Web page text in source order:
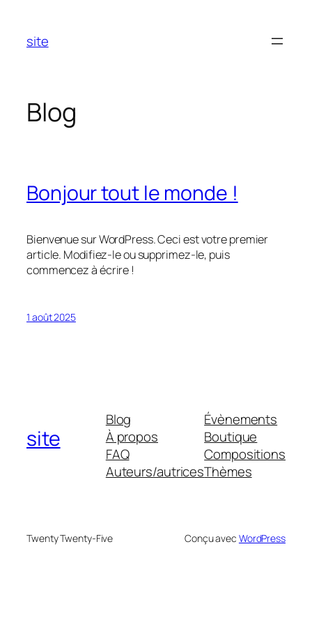
contenu
site
Blog
Bonjour tout le monde !
Bienvenue sur WordPress. Ceci est votre premier
article. Modifiez-le ou supprimez-le, puis
commencez à écrire !
1 août 2025
site
Blog
À propos
FAQ
Auteurs/autrices
Évènements
Boutique
Compositions
Thèmes
Twenty Twenty-Five Conçu avec WordPress